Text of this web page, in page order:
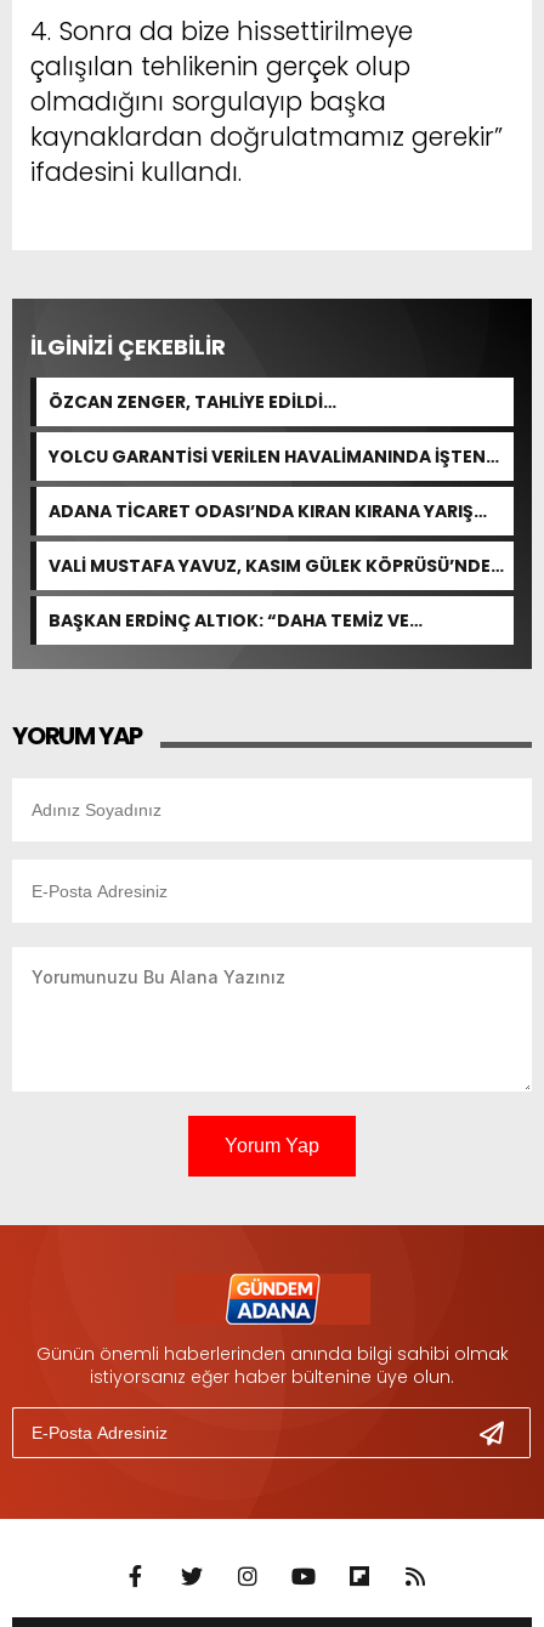
4. Sonra da bize hissettirilmeye
çalışılan tehlikenin gerçek olup
olmadığını sorgulayıp başka
kaynaklardan doğrulatmamız gerekir”
ifadesini kullandı.
İLGİNİZİ ÇEKEBİLİR
ÖZCAN ZENGER, TAHLİYE EDİLDİ…
YOLCU GARANTİSİ VERİLEN HAVALİMANINDA İŞTEN
ÇIKARMA VAR
ADANA TİCARET ODASI’NDA KIRAN KIRANA YARIŞ
BEKLENİYOR
VALİ MUSTAFA YAVUZ, KASIM GÜLEK KÖPRÜSÜ’NDE
YÜRÜTÜLEN ÇALIŞMALARI İNCELEDİ
BAŞKAN ERDİNÇ ALTIOK: “DAHA TEMİZ VE
YAŞANABİLİR BİR YUMURTALIK İÇİN ÇALIŞIYORUZ”
YORUM YAP
Yorum Yap
Günün önemli haberlerinden anında bilgi sahibi olmak
istiyorsanız eğer haber bültenine üye olun.